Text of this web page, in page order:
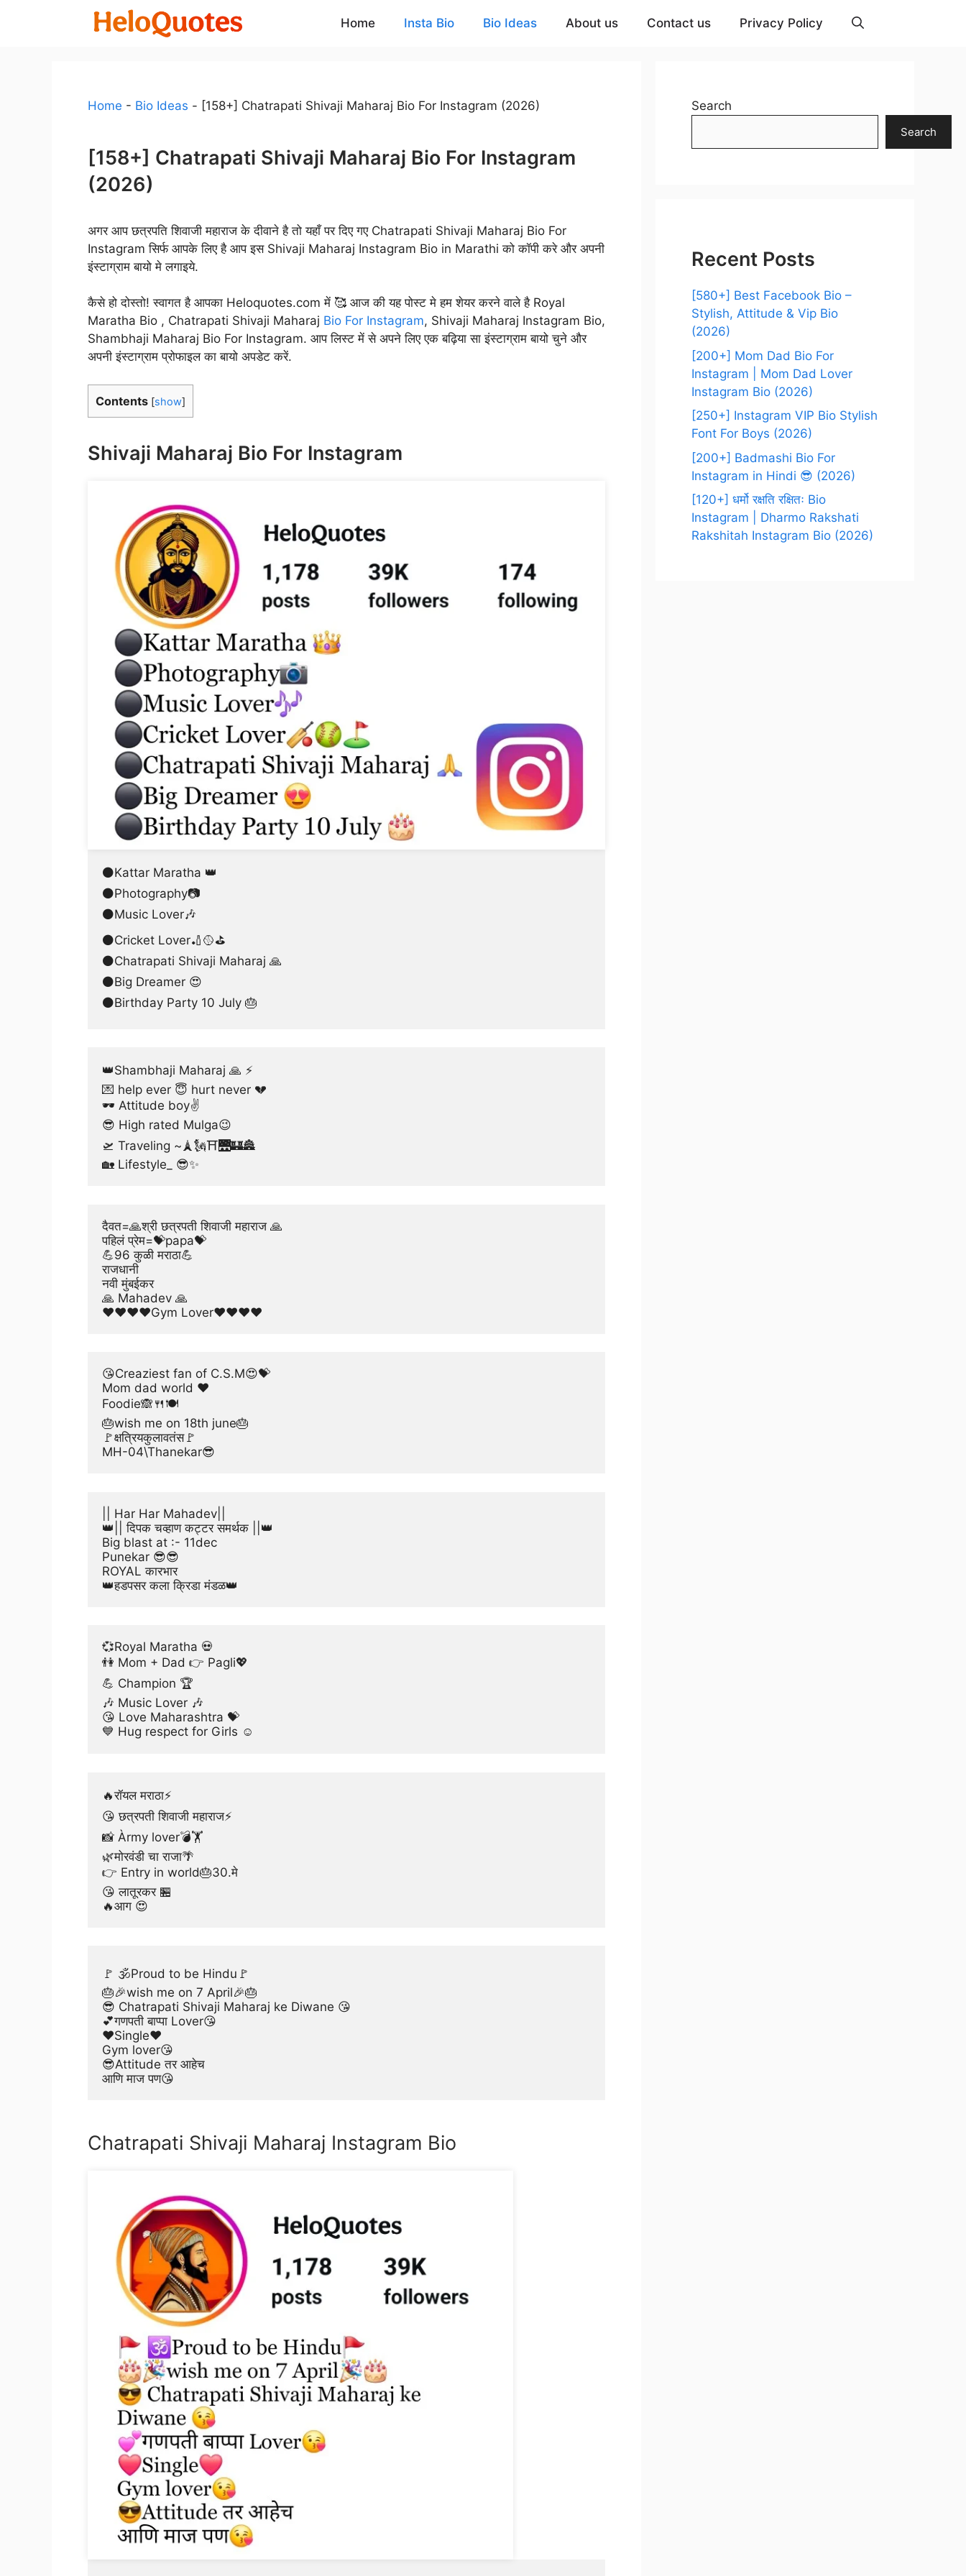
Home Insta Bio Bio Ideas About us Contact us Privacy Policy
Home - Bio Ideas - [158+] Chatrapati Shivaji Maharaj Bio For Instagram (2026)
[158+] Chatrapati Shivaji Maharaj Bio For Instagram
(2026)
अगर आप छत्रपति शिवाजी महाराज के दीवाने है तो यहाँ पर दिए गए Chatrapati Shivaji Maharaj Bio For
Instagram सिर्फ आपके लिए है आप इस Shivaji Maharaj Instagram Bio in Marathi को कॉपी करे और अपनी
इंस्टाग्राम बायो मे लगाइये.
कैसे हो दोस्तो! स्वागत है आपका Heloquotes.com में 🥰 आज की यह पोस्ट मे हम शेयर करने वाले है Royal
Maratha Bio , Chatrapati Shivaji Maharaj Bio For Instagram, Shivaji Maharaj Instagram Bio,
Shambhaji Maharaj Bio For Instagram. आप लिस्ट में से अपने लिए एक बढ़िया सा इंस्टाग्राम बायो चुने और
अपनी इंस्टाग्राम प्रोफाइल का बायो अपडेट करें.
Contents [show]
Shivaji Maharaj Bio For Instagram
⚫Kattar Maratha 👑
⚫Photography📷
⚫Music Lover🎶
⚫Cricket Lover🏏🥎⛳
⚫Chatrapati Shivaji Maharaj 🙏
⚫Big Dreamer 😍
⚫Birthday Party 10 July 🎂
👑Shambhaji Maharaj 🙏 ⚡
💌 help ever 😇 hurt never 💔
🕶 Attitude boy✌
😎 High rated Mulga😉
🛫 Traveling ~🗼🗽⛩🌉🏰🏯
🏡 Lifestyle_ 😎✨
दैवत=🙏श्री छत्रपती शिवाजी महाराज 🙏
पहिलं प्रेम=💝papa💝
💪96 कुळी मराठा💪
राजधानी
नवी मुंबईकर
🙏 Mahadev 🙏
❤❤❤❤Gym Lover❤❤❤❤
😘Creaziest fan of C.S.M😍💝
Mom dad world ❤
Foodie🙈🍴🍽
🎂wish me on 18th june🎂
🚩क्षत्रियकुलावतंस🚩
MH-04\Thanekar😎
|| Har Har Mahadev||
👑|| दिपक चव्हाण कट्टर समर्थक ||👑
Big blast at :- 11dec
Punekar 😎😎
ROYAL कारभार
👑हडपसर कला क्रिडा मंडळ👑
💞Royal Maratha 💀
👫 Mom + Dad 👉 Pagli💖
💪 Champion 🏆
🎶 Music Lover 🎶
😘 Love Maharashtra 💝
💙 Hug respect for Girls ☺
🔥रॉयल मराठा⚡
😘 छत्रपती शिवाजी महाराज⚡
📸 Àrmy lover💣🏋
🌿मोरवंडी चा राजा🌴
👉 Entry in world🎂30.मे
😘 लातूरकर 🏪
🔥आग 😍
🚩 🕉Proud to be Hindu🚩
🎂🎉wish me on 7 April🎉🎂
😎 Chatrapati Shivaji Maharaj ke Diwane 😘
💕गणपती बाप्पा Lover😘
❤Single❤
Gym lover😘
😎Attitude तर आहेच
आणि माज पण😘
Chatrapati Shivaji Maharaj Instagram Bio
Search
Search
Recent Posts
[580+] Best Facebook Bio –
Stylish, Attitude & Vip Bio
(2026)
[200+] Mom Dad Bio For
Instagram | Mom Dad Lover
Instagram Bio (2026)
[250+] Instagram VIP Bio Stylish
Font For Boys (2026)
[200+] Badmashi Bio For
Instagram in Hindi 😎 (2026)
[120+] धर्मो रक्षति रक्षितः Bio
Instagram | Dharmo Rakshati
Rakshitah Instagram Bio (2026)